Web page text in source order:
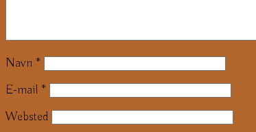
Navn *
E-mail *
Websted